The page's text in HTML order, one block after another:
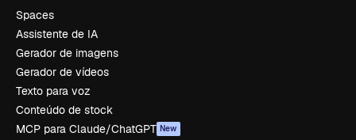
Spaces
Assistente de IA
Gerador de imagens
Gerador de vídeos
Texto para voz
Conteúdo de stock
MCP para Claude/ChatGPT New